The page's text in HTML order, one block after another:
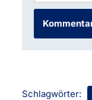
Schlagwörter: